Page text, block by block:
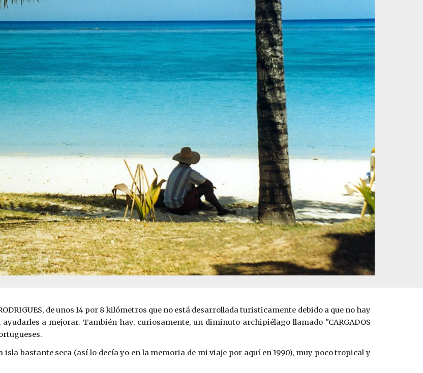
de unos 14 por 8 kilómetros que no está desarrollada turisticamente debido a que no hay
a mejorar. También hay, curiosamente, un diminuto archipiélago llamado "CARGADOS
bastante seca (así lo decía yo en la memoria de mi viaje por aquí en 1990), muy poco tropical y